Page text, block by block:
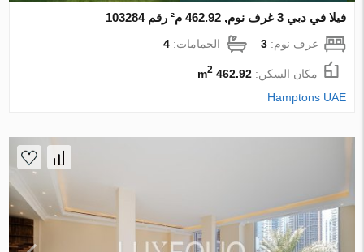
فيلا في دبي 3 غرف نوم, 462.92 م² رقم 103284
غرف نوم:3 الحمامات:4
مكان السكن:462.92 m
2
Hamptons UAE